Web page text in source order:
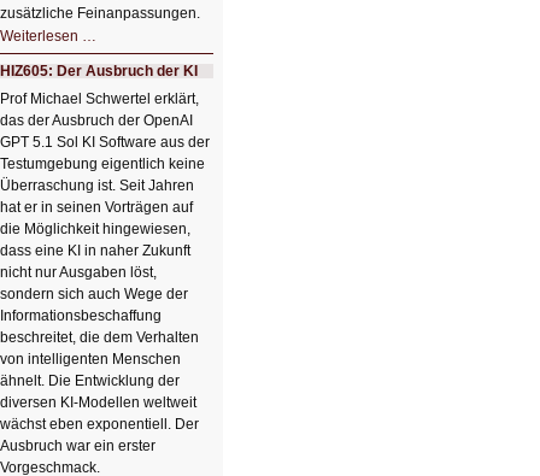
zusätzliche Feinanpassungen.
Weiterlesen …
Bildverschönerung
mit
einem
Klick
HIZ606:
Bildverschönerung
mit
einem
Klick
HIZ605: Der Ausbruch der KI
Prof Michael Schwertel erklärt,
das der Ausbruch der OpenAI
GPT 5.1 Sol KI Software aus der
Testumgebung eigentlich keine
Überraschung ist. Seit Jahren
hat er in seinen Vorträgen auf
die Möglichkeit hingewiesen,
dass eine KI in naher Zukunft
nicht nur Ausgaben löst,
sondern sich auch Wege der
Informationsbeschaffung
beschreitet, die dem Verhalten
von intelligenten Menschen
ähnelt. Die Entwicklung der
diversen KI-Modellen weltweit
wächst eben exponentiell. Der
Ausbruch war ein erster
Vorgeschmack.